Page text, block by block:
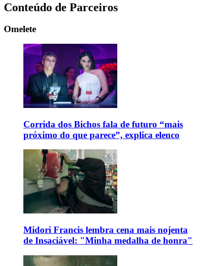
Conteúdo de Parceiros
Omelete
Corrida dos Bichos fala de futuro “mais
próximo do que parece”, explica elenco
Midori Francis lembra cena mais nojenta
de Insaciável: "Minha medalha de honra"